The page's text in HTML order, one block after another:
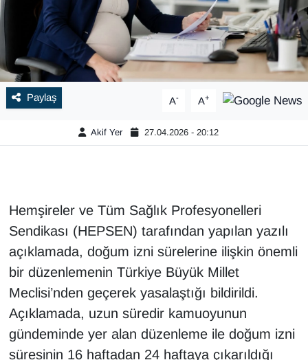
Paylaş A- A+
Akif Yer 27.04.2026 - 20:12
Hemşireler ve Tüm Sağlık Profesyonelleri
Sendikası (HEPSEN) tarafından yapılan yazılı
açıklamada, doğum izni sürelerine ilişkin önemli
bir düzenlemenin Türkiye Büyük Millet
Meclisi’nden geçerek yasalaştığı bildirildi.
Açıklamada, uzun süredir kamuoyunun
gündeminde yer alan düzenleme ile doğum izni
süresinin 16 haftadan 24 haftaya çıkarıldığı